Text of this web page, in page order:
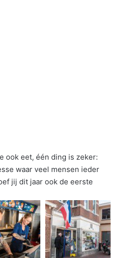
ook eet, één ding is zeker:
waar veel mensen ieder
jij dit jaar ook de eerste